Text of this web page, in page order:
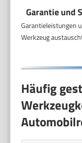
Garantie und
Garantieleistungen
Werkzeug
Häufig